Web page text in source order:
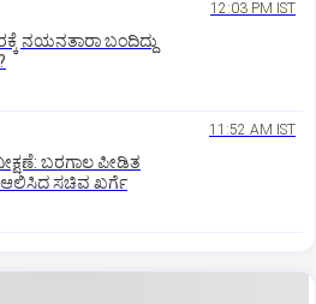
12:03 PM IST
ನಯನತಾರಾ ಬಂದಿದ್ದು
11:52 AM IST
ಬರಗಾಲ ಪೀಡಿತ
ಆಲಿಸಿದ ಸಚಿವ ಖರ್ಗೆ